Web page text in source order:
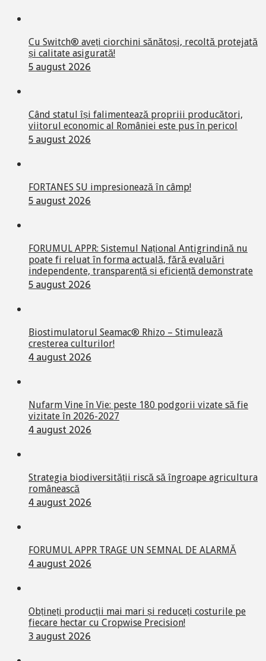
Cu Switch® aveți ciorchini sănătoși, recoltă protejată
și calitate asigurată!
5 august 2026
Când statul își falimentează propriii producători,
viitorul economic al României este pus în pericol
5 august 2026
FORTANES SU impresionează în câmp!
5 august 2026
FORUMUL APPR: Sistemul Național Antigrindină nu
poate fi reluat în forma actuală, fără evaluări
independente, transparență și eficiență demonstrate
5 august 2026
Biostimulatorul Seamac® Rhizo – Stimulează
creșterea culturilor!
4 august 2026
Nufarm Vine în Vie: peste 180 podgorii vizate să fie
vizitate în 2026-2027
4 august 2026
Strategia biodiversității riscă să îngroape agricultura
românească
4 august 2026
FORUMUL APPR TRAGE UN SEMNAL DE ALARMĂ
4 august 2026
Obțineți producții mai mari și reduceți costurile pe
fiecare hectar cu Cropwise Precision!
3 august 2026